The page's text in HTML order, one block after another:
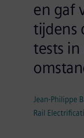
en gaf
tijdens
tests in
Jean-Philippe
Rail